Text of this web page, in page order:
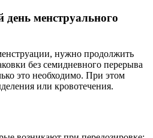
менструального
нужно продолжить
без семидневного перерыва
это необходимо. При этом
или кровотечения.